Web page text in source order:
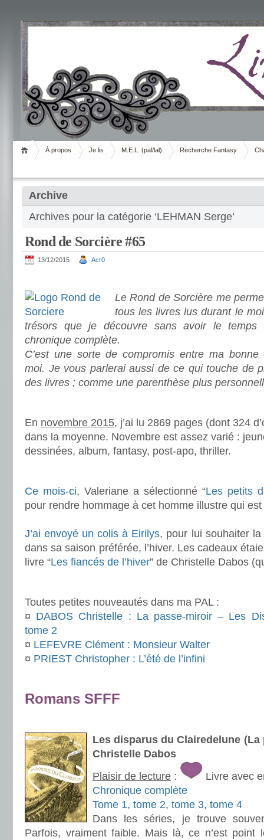
Livrement
À propos Je lis M.E.L. (pal/lal) Recherche Fantasy
Archive
Archives pour la catégorie ‘LEHMAN Serge’
Rond de Sorcière #65
13/12/2015 Acr0
Le Rond de Sorcière me
tous les livres lus durant le
trésors que je découvre sans avoir le temps
chronique complète.
C’est une sorte de compromis entre ma bonne
moi. Je vous parlerai aussi de ce qui touche de
des livres ; comme une parenthèse plus
En novembre 2015, j’ai lu 2869 pages (dont 324
dans la moyenne. Novembre est assez varié :
dessinées, album, fantasy, post-apo, thriller.
Ce mois-ci, Valeriane a sélectionné “Les petits
pour rendre hommage à cet homme illustre qui
J’ai envoyé un colis à Eirilys, pour lui souhaiter
dans sa saison préférée, l’hiver. Les cadeaux
livre “Les fiancés de l’hiver” de Christelle Dabos
Toutes petites nouveautés dans ma PAL :
¤ DABOS Christelle : La passe-miroir – Les
tome 2
¤ LEFEVRE Clément : Monsieur Walter
¤ PRIEST Christopher : L’été de l’infini
Romans SFFF
Les disparus du Clairedelune (La
Christelle Dabos
Plaisir de lecture :
Livre avec
Chronique complète
Tome 1, tome 2, tome 3, tome 4
Dans les séries, je trouve
Parfois, vraiment faible. Mais là, ce n’est point